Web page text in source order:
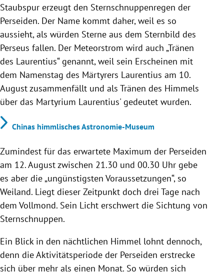
Staubspur erzeugt den Sternschnuppenregen der
Perseiden. Der Name kommt daher, weil es so
aussieht, als würden Sterne aus dem Sternbild des
Perseus fallen. Der Meteorstrom wird auch „Tränen
des Laurentius“ genannt, weil sein Erscheinen mit
dem Namenstag des Märtyrers Laurentius am 10.
August zusammenfällt und als Tränen des Himmels
über das Martyrium Laurentius' gedeutet wurden.
Chinas himmlisches Astronomie-Museum
Zumindest für das erwartete Maximum der Perseiden
am 12. August zwischen 21.30 und 00.30 Uhr gebe
es aber die „ungünstigsten Voraussetzungen“, so
Weiland. Liegt dieser Zeitpunkt doch drei Tage nach
dem Vollmond. Sein Licht erschwert die Sichtung von
Sternschnuppen.
Ein Blick in den nächtlichen Himmel lohnt dennoch,
denn die Aktivitätsperiode der Perseiden erstrecke
sich über mehr als einen Monat. So würden sich